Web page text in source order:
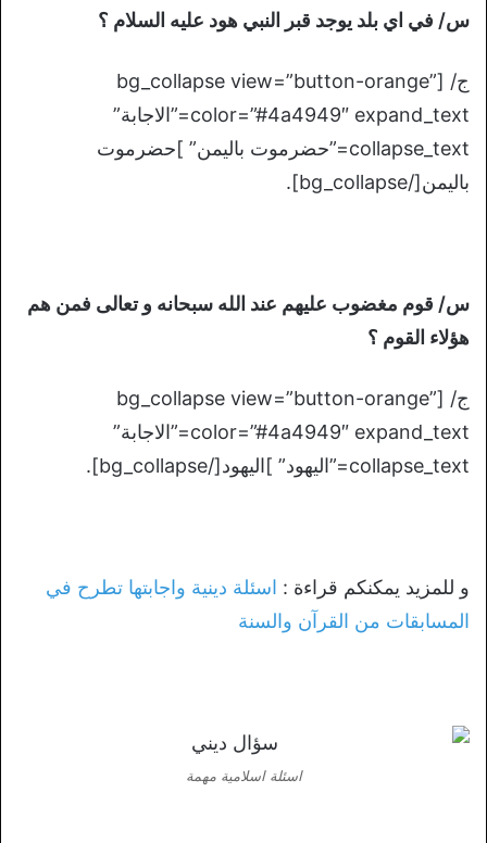
س/ في اي بلد يوجد قبر النبي هود عليه السلام ؟
ج/ [bg_collapse view=”button-orange”
color=”#4a4949″ expand_text=”الاجابة”
collapse_text=”حضرموت باليمن” ]حضرموت
باليمن[/bg_collapse].
س/ قوم مغضوب عليهم عند الله سبحانه و تعالى فمن هم
هؤلاء القوم ؟
ج/ [bg_collapse view=”button-orange”
color=”#4a4949″ expand_text=”الاجابة”
collapse_text=”اليهود” ]اليهود[/bg_collapse].
و للمزيد يمكنكم قراءة : اسئلة دينية واجابتها تطرح في
المسابقات من القرآن والسنة
اسئلة اسلامية مهمة